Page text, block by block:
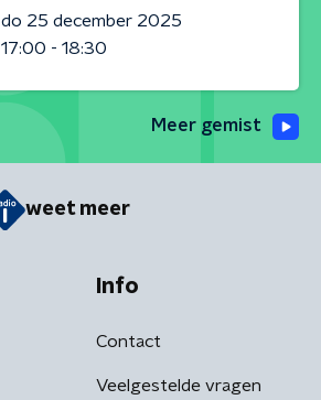
do 25 december 2025
17:00 - 18:30
Meer gemist
weet meer
Info
Contact
Veelgestelde vragen